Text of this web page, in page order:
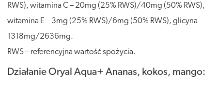
RWS), witamina C – 20mg (25% RWS)/40mg (50% RWS),
witamina E – 3mg (25% RWS)/6mg (50% RWS), glicyna –
1318mg/2636mg.
RWS – referencyjna wartość spożycia.
Działanie Oryal Aqua+ Ananas, kokos, mango: